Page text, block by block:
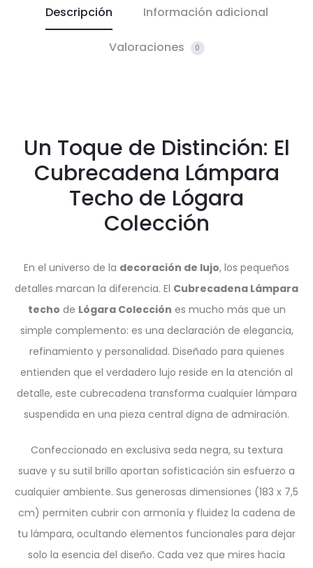
Descripción Información adicional
Valoraciones 0
Un Toque de Distinción: El
Cubrecadena Lámpara
Techo de Lógara
Colección
En el universo de la decoración de lujo, los pequeños
detalles marcan la diferencia. El Cubrecadena Lámpara
techo de Lógara Colección es mucho más que un
simple complemento: es una declaración de elegancia,
refinamiento y personalidad. Diseñado para quienes
entienden que el verdadero lujo reside en la atención al
detalle, este cubrecadena transforma cualquier lámpara
suspendida en una pieza central digna de admiración.
Confeccionado en exclusiva seda negra, su textura
suave y su sutil brillo aportan sofisticación sin esfuerzo a
cualquier ambiente. Sus generosas dimensiones (183 x 7,5
cm) permiten cubrir con armonía y fluidez la cadena de
tu lámpara, ocultando elementos funcionales para dejar
solo la esencia del diseño. Cada vez que mires hacia